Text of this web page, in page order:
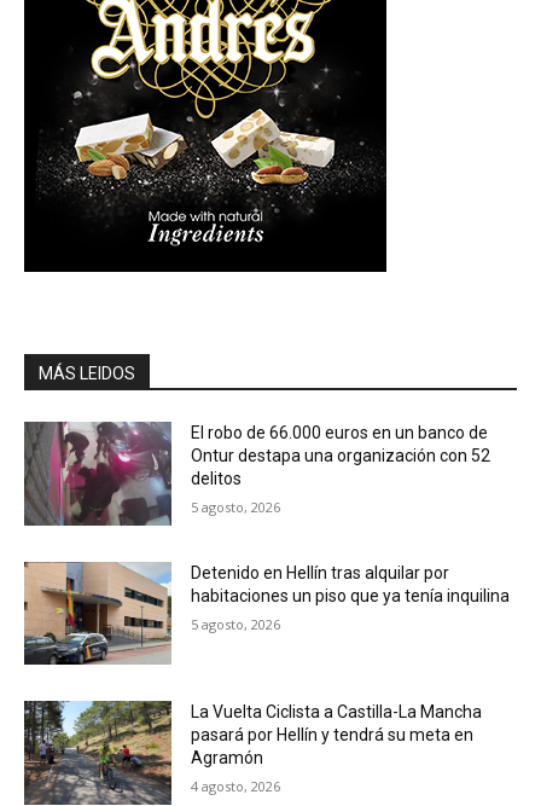
MÁS LEIDOS
El robo de 66.000 euros en un banco de
Ontur destapa una organización con 52
delitos
5 agosto, 2026
Detenido en Hellín tras alquilar por
habitaciones un piso que ya tenía inquilina
5 agosto, 2026
La Vuelta Ciclista a Castilla-La Mancha
pasará por Hellín y tendrá su meta en
Agramón
4 agosto, 2026